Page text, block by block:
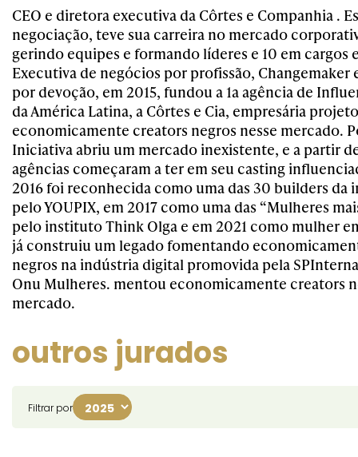
CEO e diretora executiva da Côrtes e Companhia .
negociação, teve sua carreira no mercado
gerindo equipes e formando líderes e 10 em cargos
Executiva de negócios por profissão, Changemaker
por devoção, em 2015, fundou a 1a agência de
da América Latina, a Côrtes e Cia, empresária
economicamente creators negros nesse mercado.
Iniciativa abriu um mercado inexistente, e a partir
agências começaram a ter em seu casting
2016 foi reconhecida como uma das 30 builders da
pelo YOUPIX, em 2017 como uma das “Mulheres
pelo instituto Think Olga e em 2021 como mulher
já construiu um legado fomentando
negros na indústria digital promovida pela
Onu Mulheres. mentou economicamente creators
mercado.
outros jurados
Filtrar por